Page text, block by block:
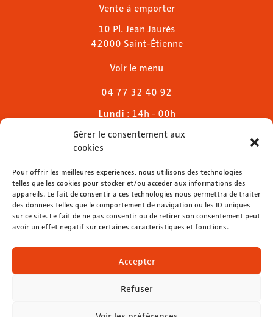
Gérer le consentement aux
cookies
Pour offrir les meilleures expériences, nous utilisons des technologies
telles que les cookies pour stocker et/ou accéder aux informations des
appareils. Le fait de consentir à ces technologies nous permettra de traiter
des données telles que le comportement de navigation ou les ID uniques
sur ce site. Le fait de ne pas consentir ou de retirer son consentement peut
avoir un effet négatif sur certaines caractéristiques et fonctions.
Accepter
Refuser
Vente à emporter
10 Pl. Jean Jaurès
42000 Saint-Étienne
Voir le menu
04 77 32 40 92
Lundi : 14h - 00h
Mardi & mercredi
Jeudi
Dimanche: 11h - 00h
04 77 32 32 01